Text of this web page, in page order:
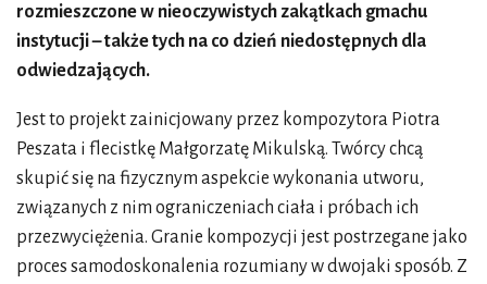
rozmieszczone w nieoczywistych zakątkach gmachu
instytucji – także tych na co dzień niedostępnych dla
odwiedzających.
Jest to projekt zainicjowany przez kompozytora Piotra
Peszata i flecistkę Małgorzatę Mikulską. Twórcy chcą
skupić się na fizycznym aspekcie wykonania utworu,
związanych z nim ograniczeniach ciała i próbach ich
przezwyciężenia. Granie kompozycji jest postrzegane jako
proces samodoskonalenia rozumiany w dwojaki sposób. Z